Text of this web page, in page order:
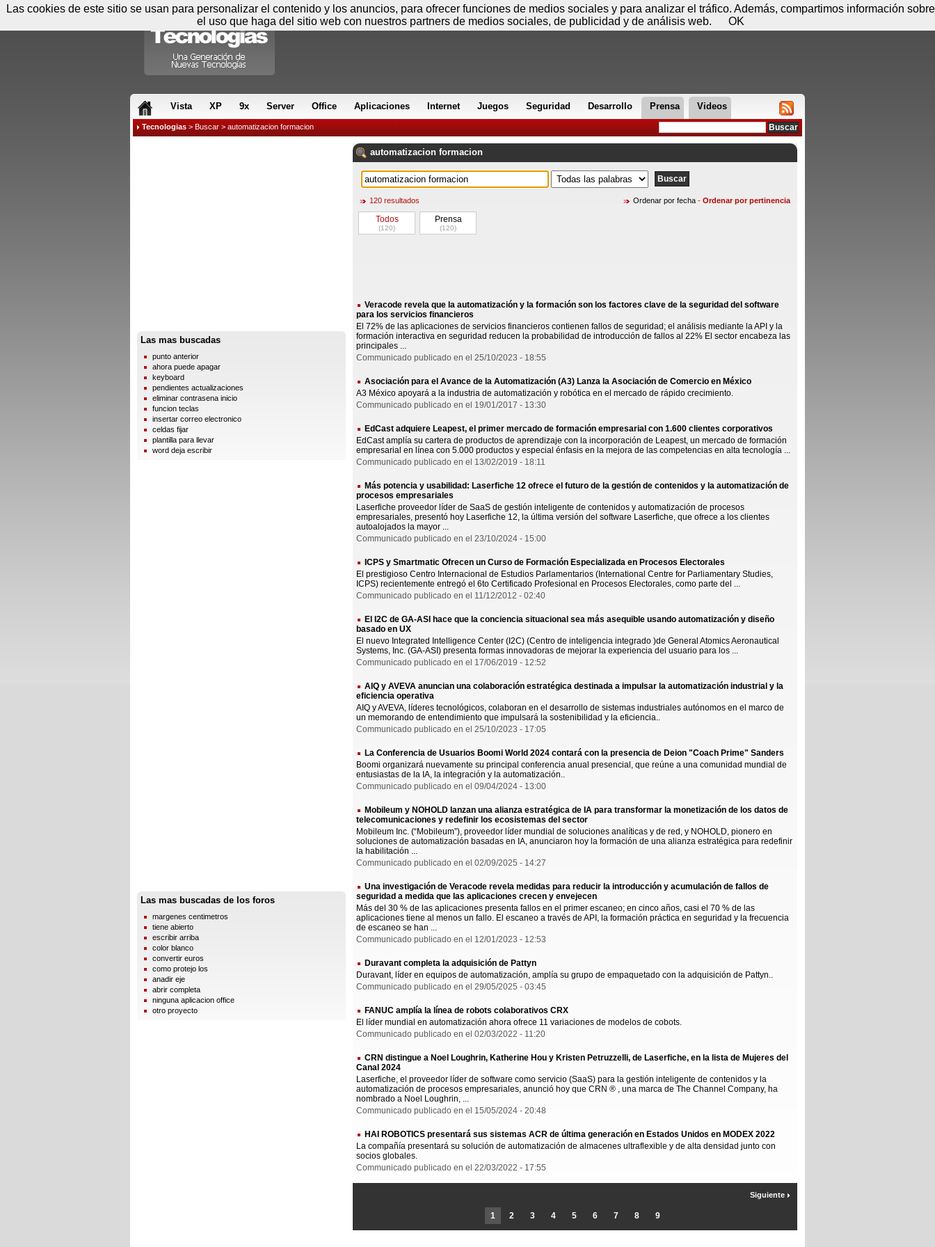
Vista XP 9x Server Office Aplicaciones Internet Juegos Seguridad Desarrollo Prensa Videos
Tecnologias > Buscar > automatizacion formacion
Las mas buscadas
punto anterior
ahora puede apagar
keyboard
pendientes actualizaciones
eliminar contrasena inicio
funcion teclas
insertar correo electronico
celdas fijar
plantilla para llevar
word deja escribir
Las mas buscadas de los foros
margenes centimetros
tiene abierto
escribir arriba
color blanco
convertir euros
como protejo los
anadir eje
abrir completa
ninguna aplicacion office
otro proyecto
automatizacion formacion
120 resultados Ordenar por fecha - Ordenar por pertinencia
Todos
(120)
Prensa
(120)
Veracode revela que la automatización y la formación son los factores clave de la seguridad del software
para los servicios financieros
El 72% de las aplicaciones de servicios financieros contienen fallos de seguridad; el análisis mediante la API y la
formación interactiva en seguridad reducen la probabilidad de introducción de fallos al 22% El sector encabeza las
principales ...
Communicado publicado en el 25/10/2023 - 18:55
Asociación para el Avance de la Automatización (A3) Lanza la Asociación de Comercio en México
A3 México apoyará a la industria de automatización y robótica en el mercado de rápido crecimiento.
Communicado publicado en el 19/01/2017 - 13:30
EdCast adquiere Leapest, el primer mercado de formación empresarial con 1.600 clientes corporativos
EdCast amplía su cartera de productos de aprendizaje con la incorporación de Leapest, un mercado de formación
empresarial en línea con 5.000 productos y especial énfasis en la mejora de las competencias en alta tecnología ...
Communicado publicado en el 13/02/2019 - 18:11
Más potencia y usabilidad: Laserfiche 12 ofrece el futuro de la gestión de contenidos y la automatización de
procesos empresariales
Laserfiche proveedor líder de SaaS de gestión inteligente de contenidos y automatización de procesos
empresariales, presentó hoy Laserfiche 12, la última versión del software Laserfiche, que ofrece a los clientes
autoalojados la mayor ...
Communicado publicado en el 23/10/2024 - 15:00
ICPS y Smartmatic Ofrecen un Curso de Formación Especializada en Procesos Electorales
El prestigioso Centro Internacional de Estudios Parlamentarios (International Centre for Parliamentary Studies,
ICPS) recientemente entregó el 6to Certificado Profesional en Procesos Electorales, como parte del ...
Communicado publicado en el 11/12/2012 - 02:40
El I2C de GA-ASI hace que la conciencia situacional sea más asequible usando automatización y diseño
basado en UX
El nuevo Integrated Intelligence Center (I2C) (Centro de inteligencia integrado )de General Atomics Aeronautical
Systems, Inc. (GA-ASI) presenta formas innovadoras de mejorar la experiencia del usuario para los ...
Communicado publicado en el 17/06/2019 - 12:52
AIQ y AVEVA anuncian una colaboración estratégica destinada a impulsar la automatización industrial y la
eficiencia operativa
AIQ y AVEVA, líderes tecnológicos, colaboran en el desarrollo de sistemas industriales autónomos en el marco de
un memorando de entendimiento que impulsará la sostenibilidad y la eficiencia..
Communicado publicado en el 25/10/2023 - 17:05
La Conferencia de Usuarios Boomi World 2024 contará con la presencia de Deion "Coach Prime" Sanders
Boomi organizará nuevamente su principal conferencia anual presencial, que reúne a una comunidad mundial de
entusiastas de la IA, la integración y la automatización..
Communicado publicado en el 09/04/2024 - 13:00
Mobileum y NOHOLD lanzan una alianza estratégica de IA para transformar la monetización de los datos de
telecomunicaciones y redefinir los ecosistemas del sector
Mobileum Inc. (“Mobileum”), proveedor líder mundial de soluciones analíticas y de red, y NOHOLD, pionero en
soluciones de automatización basadas en IA, anunciaron hoy la formación de una alianza estratégica para redefinir
la habilitación ...
Communicado publicado en el 02/09/2025 - 14:27
Una investigación de Veracode revela medidas para reducir la introducción y acumulación de fallos de
seguridad a medida que las aplicaciones crecen y envejecen
Más del 30 % de las aplicaciones presenta fallos en el primer escaneo; en cinco años, casi el 70 % de las
aplicaciones tiene al menos un fallo. El escaneo a través de API, la formación práctica en seguridad y la frecuencia
de escaneo se han ...
Communicado publicado en el 12/01/2023 - 12:53
Duravant completa la adquisición de Pattyn
Duravant, líder en equipos de automatización, amplía su grupo de empaquetado con la adquisición de Pattyn..
Communicado publicado en el 29/05/2025 - 03:45
FANUC amplía la línea de robots colaborativos CRX
El líder mundial en automatización ahora ofrece 11 variaciones de modelos de cobots.
Communicado publicado en el 02/03/2022 - 11:20
CRN distingue a Noel Loughrin, Katherine Hou y Kristen Petruzzelli, de Laserfiche, en la lista de Mujeres del
Canal 2024
Laserfiche, el proveedor líder de software como servicio (SaaS) para la gestión inteligente de contenidos y la
automatización de procesos empresariales, anunció hoy que CRN ® , una marca de The Channel Company, ha
nombrado a Noel Loughrin, ...
Communicado publicado en el 15/05/2024 - 20:48
HAI ROBOTICS presentará sus sistemas ACR de última generación en Estados Unidos en MODEX 2022
La compañía presentará su solución de automatización de almacenes ultraflexible y de alta densidad junto con
socios globales.
Communicado publicado en el 22/03/2022 - 17:55
1 2 3 4 5 6 7 8 9
Siguiente
Jueves 06 de agosto - 17:27 Registrar Conectar
Las cookies de este sitio se usan para personalizar el contenido y los anuncios, para ofrecer funciones de medios sociales y para analizar el tráfico. Además, compartimos información sobre
el uso que haga del sitio web con nuestros partners de medios sociales, de publicidad y de análisis web.
OK